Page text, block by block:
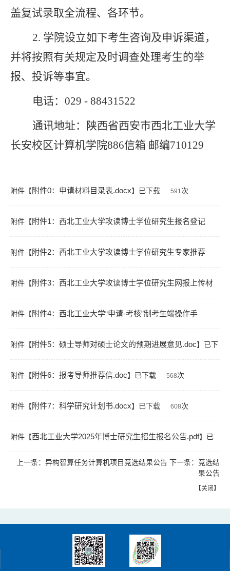
盖复试录取全流程、各环节。
2. 学院设立如下考生咨询及申诉渠道，
并将按照有关规定及时调查处理考生的举
报、投诉等事宜。
电话： 029 - 88431522
通讯地址：陕西省西安市西北工业大学
长安校区计算机学院886信箱 邮编710129
附件【附件0：申请材料目录表.docx】已下载 591次
附件【附件1：西北工业大学攻读博士学位研究生报名登记
表.doc】已下载 543 次
附件【附件2：西北工业大学攻读博士学位研究生专家推荐
信.doc】已下载 529 次
附件【附件3：西北工业大学攻读博士学位研究生网报上传材
料PDF样例.pdf】已下载 542次
附件【附件4：西北工业大学“申请-考核”制考生端操作手
册.pdf】已下载 555次
附件【附件5：硕士导师对硕士论文的预期进展意见.doc】已下
载 523次
附件【附件6：报考导师推荐信.doc】已下载 568次
附件【附件7：科学研究计划书.docx】已下载 608次
附件【西北工业大学2025年博士研究生招生报名公告.pdf】已
下载 769 次
上一条： 异构智算任务计算机项目竞选结果公告 下一条： 竞选结
果公告
【关闭】